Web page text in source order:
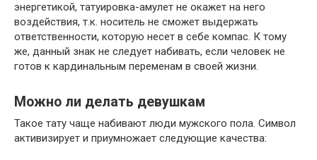
энергетикой, татуировка-амулет не окажет на него
воздействия, т.к. носитель не сможет выдержать
ответственности, которую несет в себе компас. К тому
же, данный знак не следует набивать, если человек не
готов к кардинальным переменам в своей жизни.
Можно ли делать девушкам
Такое тату чаще набивают люди мужского пола. Символ
активизирует и приумножает следующие качества: